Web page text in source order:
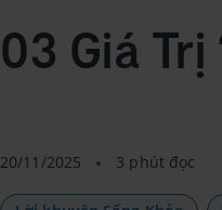
03 Giá
20/11/2025 3 phút đọc